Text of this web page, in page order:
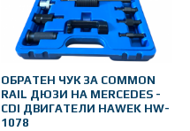
ОБРАТЕН ЧУК ЗА COMMON
RAIL ДЮЗИ НА MERCEDES -
CDI ДВИГАТЕЛИ HAWEK HW-
1078